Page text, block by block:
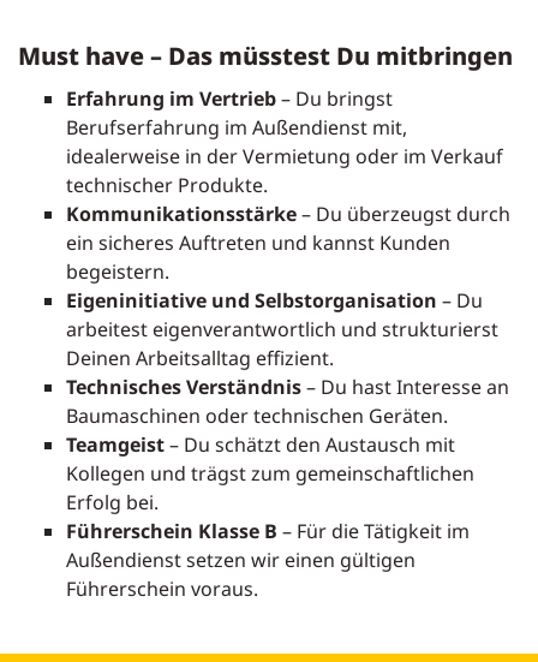
Must have – Das müsstest Du mitbringen
Erfahrung im Vertrieb– Du bringst
Berufserfahrung im Außendienst mit,
idealerweise in der Vermietung oder im Verkauf
technischer Produkte.
Kommunikationsstärke– Du überzeugst durch
ein sicheres Auftreten und kannst Kunden
begeistern.
Eigeninitiative und Selbstorganisation – Du
arbeitest eigenverantwortlich und strukturierst
Deinen Arbeitsalltag effizient.
Technisches Verständnis– Du hast Interesse an
Baumaschinen oder technischen Geräten.
Teamgeist– Du schätzt den Austausch mit
Kollegen und trägst zum gemeinschaftlichen
Erfolg bei.
Führerschein Klasse B – Für die Tätigkeit im
Außendienst setzen wir einen gültigen
Führerschein voraus.